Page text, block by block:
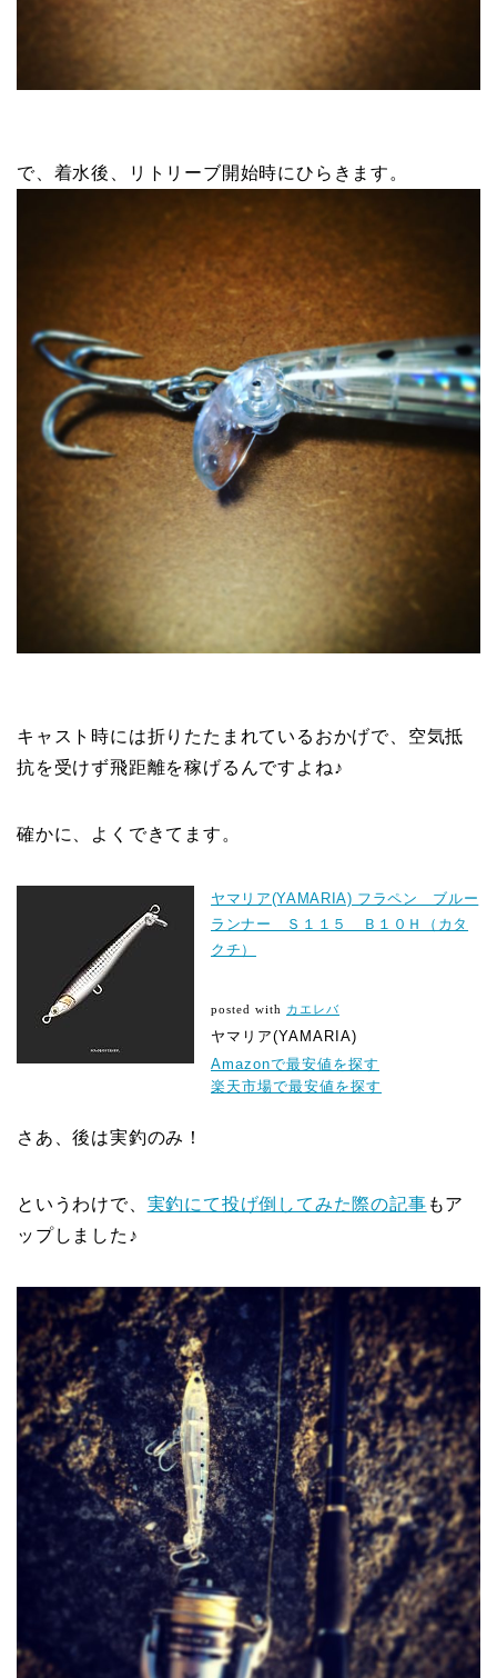
で、着水後、リトリーブ開始時にひらきます。
キャスト時には折りたたまれているおかげで、空気抵
抗を受けず飛距離を稼げるんですよね♪
確かに、よくできてます。
ヤマリア(YAMARIA) フラペン ブルー
ランナー Ｓ１１５ Ｂ１０Ｈ（カタ
クチ）
posted with カエレバ
ヤマリア(YAMARIA)
Amazonで最安値を探す
楽天市場で最安値を探す
さあ、後は実釣のみ！
というわけで、 実釣にて投げ倒してみた際の記事 もア
ップしました♪